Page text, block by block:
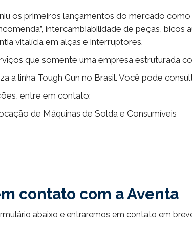
os primeiros lançamentos do mercado
intercambiabilidade de peças,
vitalícia em alças e interruptores.
que somente uma empresa estruturada
a linha Tough Gun no Brasil. Você pode
entre em contato:
de Máquinas de Solda e Consumíveis
contato com a Aventa
abaixo e entraremos em contato em